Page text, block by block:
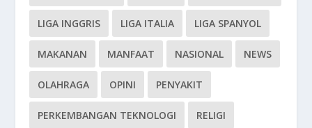
LIGA INGGRIS LIGA ITALIA LIGA SPANYOL
MAKANAN MANFAAT NASIONAL NEWS
OLAHRAGA OPINI PENYAKIT
PERKEMBANGAN TEKNOLOGI RELIGI